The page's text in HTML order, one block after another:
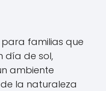
familias que
día de sol,
ambiente
la naturaleza